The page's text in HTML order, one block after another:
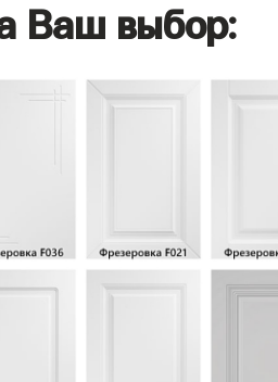
Ваш выбор: